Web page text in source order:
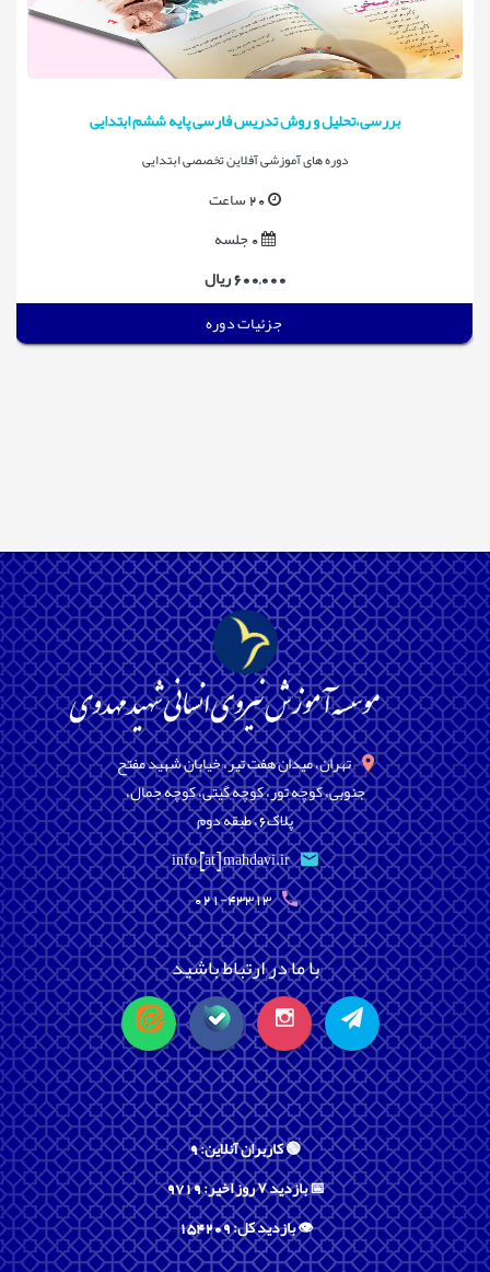
بررسی،تحلیل و روش تدریس فارسی پایه ششم ابتدایی
دوره های آموزشی آفلاین تخصصی ابتدایی
20 ساعت
600,000 ریال
جزئیات دوره
تهران، میدان هفت تیر، خیابان شهید مفتح
جنوبی، کوچه تور، کوچه گیتی، کوچه جمال،
پلاک6، طبقه دوم
info [at] mahdavi.ir
021-43313
با ما در ارتباط باشید
🟢 کاربران آنلاین: 9
📅 بازدید ۷ روز اخیر: 9719
👁️ بازدید کل: 154209